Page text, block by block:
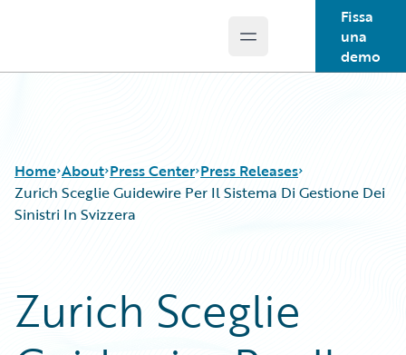
Open main menu
Fissa
una
demo
Home About Press Center Press Releases
Zurich Sceglie Guidewire Per Il Sistema Di Gestione Dei
Sinistri In Svizzera
Zurich Sceglie